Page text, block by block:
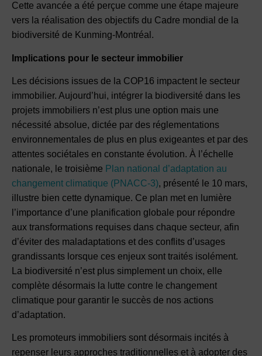
Cette avancée a été perçue comme une étape majeure
vers la réalisation des objectifs du Cadre mondial de la
biodiversité de Kunming-Montréal.
Implications pour le secteur immobilier
Les décisions issues de la COP16 impactent le secteur
immobilier. Aujourd’hui, intégrer la biodiversité dans les
projets immobiliers n’est plus une option mais une
nécessité absolue, dictée par des réglementations
environnementales de plus en plus exigeantes et par des
attentes sociétales en constante évolution. À l’échelle
nationale, le troisième Plan national d’adaptation au
changement climatique (PNACC-3), présenté le 10 mars,
illustre bien cette dynamique. Ce plan met en lumière
l’importance d’une planification globale pour répondre
aux transformations requises dans chaque secteur, afin
d’éviter des maladaptations et des conflits d’usages
grandissants lorsque ces enjeux sont traités isolément.
La biodiversité n’est plus simplement un choix, elle
complète désormais la lutte contre le changement
climatique pour garantir le succès de nos actions
d’adaptation.
Les promoteurs immobiliers sont désormais incités à
repenser leurs approches traditionnelles et à adopter des